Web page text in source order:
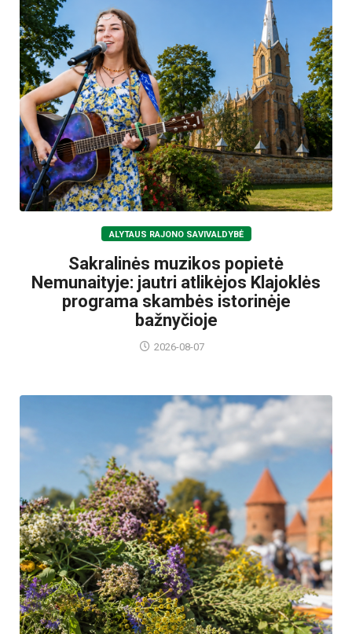
ALYTAUS RAJONO SAVIVALDYBĖ
Sakralinės muzikos popietė
Nemunaityje: jautri atlikėjos Klajoklės
programa skambės istorinėje
bažnyčioje
2026-08-07